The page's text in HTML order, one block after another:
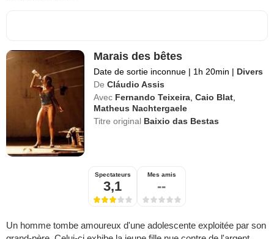
Marais des bêtes
Date de sortie inconnue | 1h 20min | Divers
De Cláudio Assis
Avec Fernando Teixeira ,Caio Blat
Matheus Nachtergaele
Titre original Baixio das Bestas
Spectateurs
3,1
Mes amis
--
Un homme tombe amoureux d'une adolescente exploitée par son